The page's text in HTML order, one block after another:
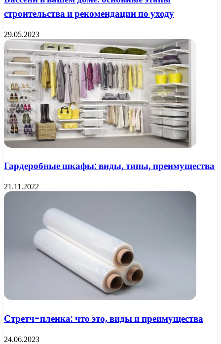
строительства и рекомендации по уходу
29.05.2023
Гардеробные шкафы: виды, типы, преимущества
21.11.2022
Стретч-пленка: что это, виды и преимущества
24.06.2023